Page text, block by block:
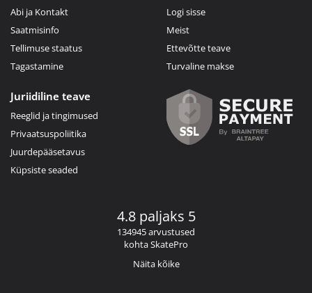
Abi ja Kontakt
Saatmisinfo
Tellimuse staatus
Tagastamine
Logi sisse
Meist
Ettevõtte teave
Turvaline makse
Juriidiline teave
Reeglid ja tingimused
Privaatsuspoliitika
Juurdepääsetavus
Küpsiste seaded
4.8 paljaks 5
134945 arvustused
kohta SkatePro
Näita kõike